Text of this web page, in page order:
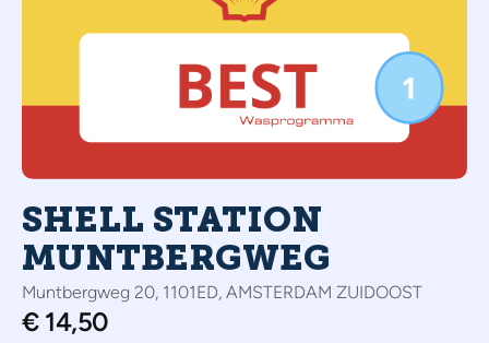
SHELL STATION
MUNTBERGWEG
Muntbergweg 20, 1101ED, AMSTERDAM ZUIDOOST
€14,50